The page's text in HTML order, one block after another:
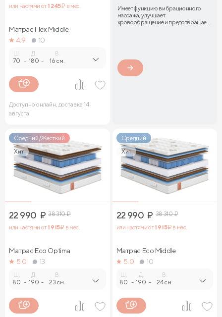
или частями от1 245₽ в мес.
Матрас Flex Middle
4.9
10
70 -
Д.
180 -
В.
16 см.
Доступно онлайн, доставка 14
августа
Имеет функцию вибрационного
массажа, улучшает
кровообращение и предотвращает
Средний/Жесткий
Хит
22 990 ₽ 38 310₽
или частями от1 915₽ в мес.
Матрас Eco Optima
5.0
13
80 -
Д.
190 -
В.
23 см.
Средний
Хит
22 990 ₽ 38 310₽
или частями от1 915₽ в мес.
Матрас Eco Middle
5.0
10
80 -
Д.
190 -
В.
24 см.